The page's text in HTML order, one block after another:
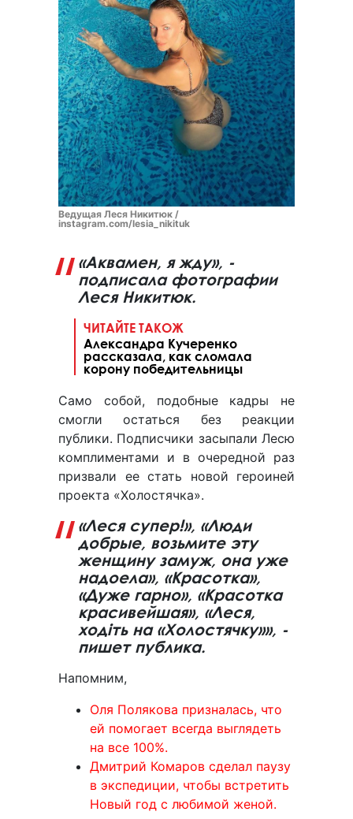
Ведущая Леся Никитюк /
instagram.com/lesia_nikituk
«Аквамен, я жду», -
подписала фотографии
Леся Никитюк.
ЧИТАЙТЕ ТАКОЖ
Александра Кучеренко
рассказала, как сломала
корону победительницы
Само собой, подобные кадры не
смогли остаться без реакции
публики. Подписчики засыпали Лесю
комплиментами и в очередной раз
призвали ее стать новой героиней
проекта «Холостячка».
«Леся супер!», «Люди
добрые, возьмите эту
женщину замуж, она уже
надоела», «Красотка»,
«Дуже гарно», «Красотка
красивейшая», «Леся,
ходіть на «Холостячку»», -
пишет публика.
Напомним,
Оля Полякова призналась, что
ей помогает всегда выглядеть
на все 100%.
Дмитрий Комаров сделал паузу
в экспедиции, чтобы встретить
Новый год с любимой женой.